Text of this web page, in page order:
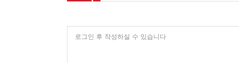
로그인 후 작성하실 수 있습니다